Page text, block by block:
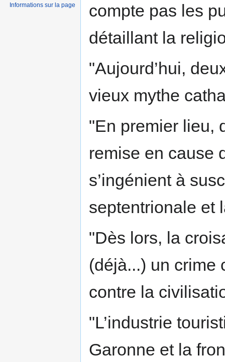
compte pas les
détaillant la
"Aujourd’hui,
vieux mythe
"En premier lieu,
remise en cause
s’ingénient à
septentrionale et
"Dès lors, la
(déjà...) un crime
contre la
"L’industrie
Garonne et la
Informations sur la page